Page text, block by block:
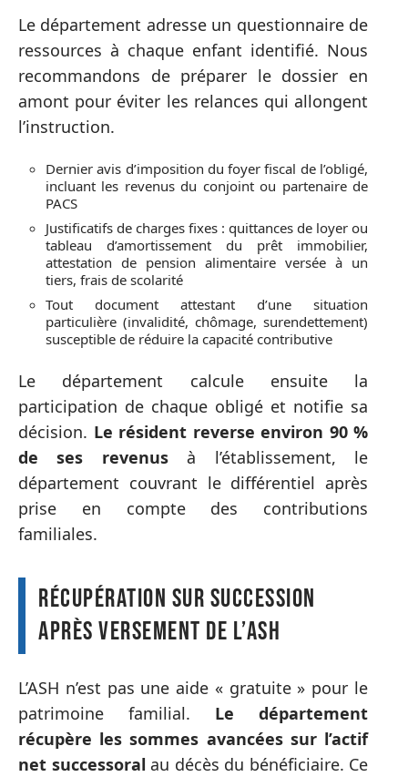
Le département adresse un questionnaire de
ressources à chaque enfant identifié. Nous
recommandons de préparer le dossier en
amont pour éviter les relances qui allongent
l’instruction.
Dernier avis d’imposition du foyer fiscal de l’obligé,
incluant les revenus du conjoint ou partenaire de
PACS
Justificatifs de charges fixes : quittances de loyer ou
tableau d’amortissement du prêt immobilier,
attestation de pension alimentaire versée à un
tiers, frais de scolarité
Tout document attestant d’une situation
particulière (invalidité, chômage, surendettement)
susceptible de réduire la capacité contributive
Le département calcule ensuite la
participation de chaque obligé et notifie sa
décision. Le résident reverse environ 90 %
de ses revenusà l’établissement, le
département couvrant le différentiel après
prise en compte des contributions
familiales.
Récupération sur succession
après versement de l’ASH
L’ASH n’est pas une aide « gratuite » pour le
patrimoine familial. Le département
récupère les sommes avancées sur l’actif
net successoral au décès du bénéficiaire. Ce